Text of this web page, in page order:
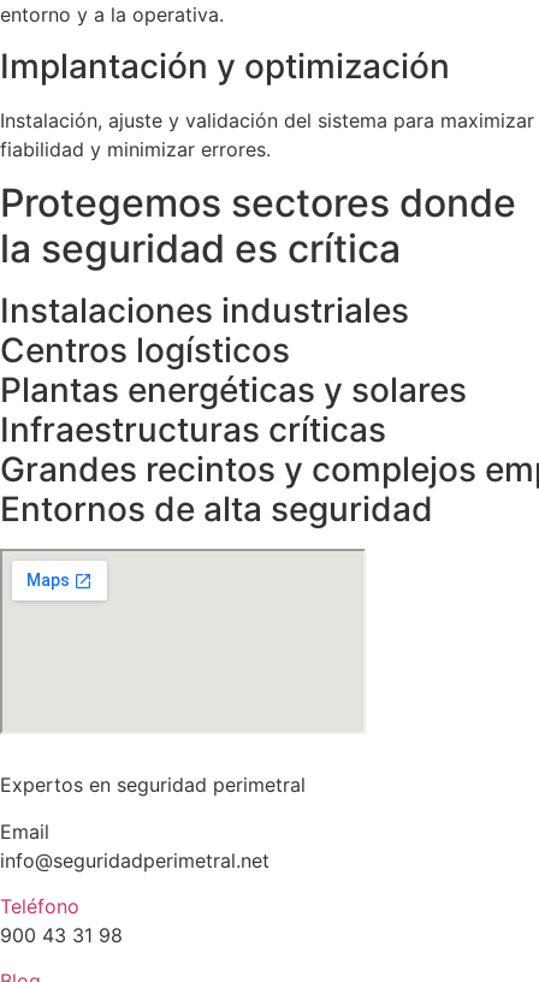
entorno y a la operativa.
Implantación y optimización
Instalación, ajuste y validación del sistema para maximizar
fiabilidad y minimizar errores.
Protegemos sectores donde
la seguridad es crítica
Instalaciones industriales
Centros logísticos
Plantas energéticas y solares
Infraestructuras críticas
Grandes recintos y complejos
Entornos de alta seguridad
Expertos en seguridad perimetral
Email
info@seguridadperimetral.net
Teléfono
900 43 31 98